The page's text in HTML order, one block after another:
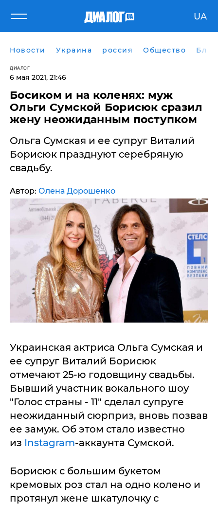
UA
Новости Украина россия Общество
ДИАЛОГ
6 мая 2021, 21:46
Босиком и на коленях: муж
Ольги Сумской Борисюк сразил
жену неожиданным поступком
Ольга Сумская и ее супруг Виталий
Борисюк празднуют серебряную
свадьбу.
Автор: Олена Дорошенко
Украинская актриса Ольга Сумская и
ее супруг Виталий Борисюк
отмечают 25-ю годовщину свадьбы.
Бывший участник вокального шоу
"Голос страны - 11" сделал супруге
неожиданный сюрприз, вновь позвав
ее замуж. Об этом стало известно
из Instagram-аккаунта Сумской.
Борисюк с большим букетом
кремовых роз стал на одно колено и
протянул жене шкатулочку с